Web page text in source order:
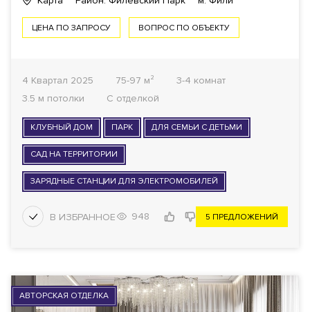
ЦЕНА ПО ЗАПРОСУ ВОПРОС ПО ОБЪЕКТУ
4 Квартал 2025 75-97 м²
3-4 комнат
3.5 м потолки
С отделкой
КЛУБНЫЙ ДОМ ПАРК ДЛЯ СЕМЬИ С ДЕТЬМИ
САД НА ТЕРРИТОРИИ
ЗАРЯДНЫЕ СТАНЦИИ ДЛЯ ЭЛЕКТРОМОБИЛЕЙ
948 5 ПРЕДЛОЖЕНИЙ
АВТОРСКАЯ ОТДЕЛКА